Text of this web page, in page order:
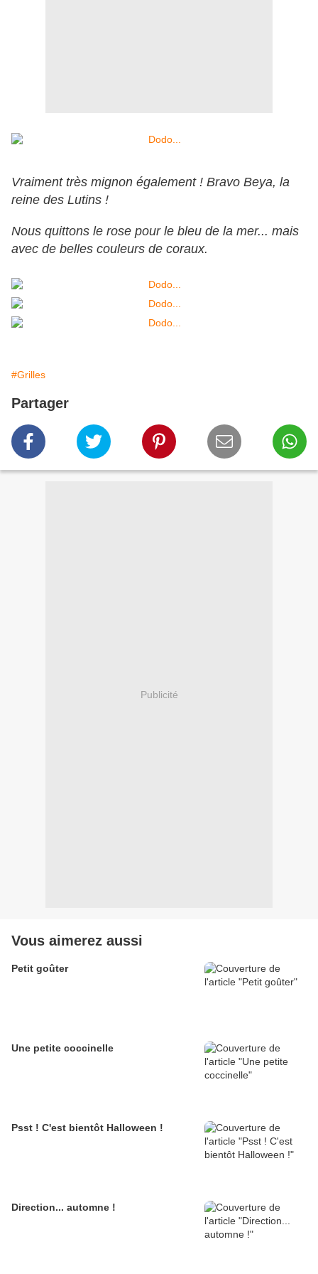
Vraiment très mignon également ! Bravo Beya, la
reine des Lutins !
Nous quittons le rose pour le bleu de la mer... mais
avec de belles couleurs de coraux.
#Grilles
Partager
Publicité
Vous aimerez aussi
Petit goûter
Une petite coccinelle
Psst ! C'est bientôt Halloween !
Direction... automne !